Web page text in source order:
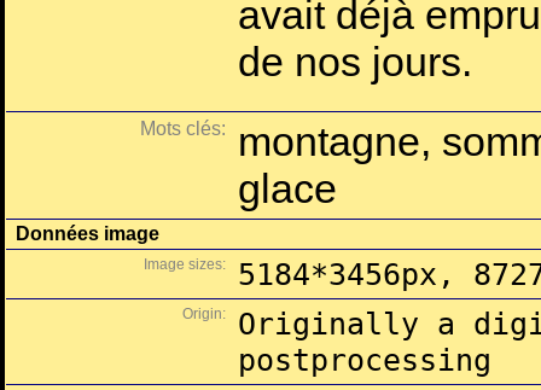
avait déjà
de nos jours.
Mots clés:
montagne,
glace
Données image
Image sizes: 5184*3456px,
Origin:
Originally a
postprocessing